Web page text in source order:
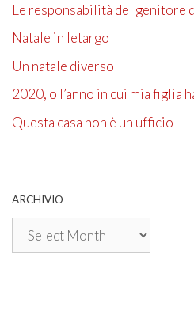
Le responsabilità del genitore
Natale in letargo
Un natale diverso
2020, o l’anno in cui mia figlia
Questa casa non è un ufficio
ARCHIVIO
Archivio